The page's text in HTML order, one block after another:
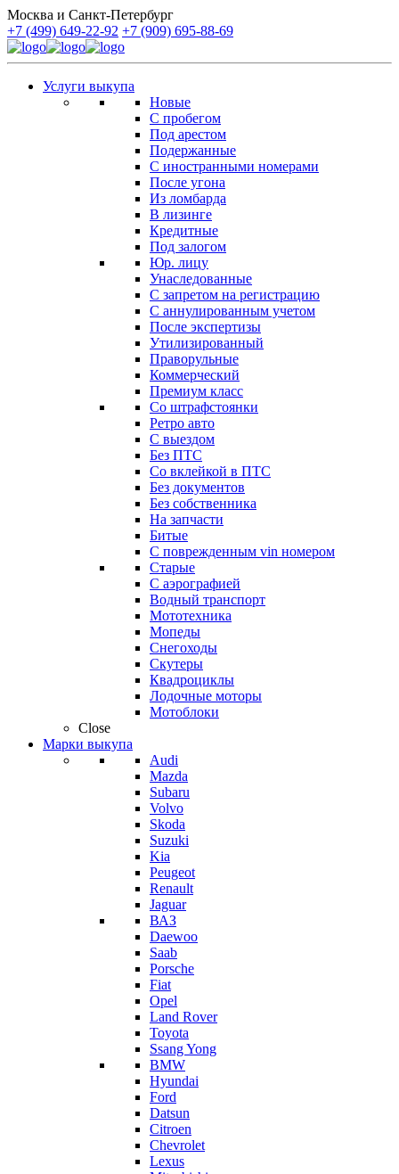
Москва и Санкт-Петербург
+7 (499) 649-22-92 +7 (909) 695-88-69
Услуги выкупа
Новые
С пробегом
Под арестом
Подержанные
С иностранными номерами
После угона
Из ломбарда
В лизинге
Кредитные
Под залогом
Юр. лицу
Унаследованные
С запретом на регистрацию
С аннулированным учетом
После экспертизы
Утилизированный
Праворульные
Коммерческий
Премиум класс
Со штрафстоянки
Ретро авто
С выездом
Без ПТС
Со вклейкой в ПТС
Без документов
Без собственника
На запчасти
Битые
С поврежденным vin номером
Старые
С аэрографией
Водный транспорт
Мототехника
Мопеды
Снегоходы
Скутеры
Квадроциклы
Лодочные моторы
Мотоблоки
Close
Марки выкупа
Audi
Mazda
Subaru
Volvo
Skoda
Suzuki
Kia
Peugeot
Renault
Jaguar
ВАЗ
Daewoo
Saab
Porsche
Fiat
Opel
Land Rover
Toyota
Ssang Yong
BMW
Hyundai
Ford
Datsun
Citroen
Chevrolet
Lexus